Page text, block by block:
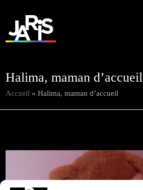
Halima, maman d’accueil
Accueil »Halima, maman d’accueil